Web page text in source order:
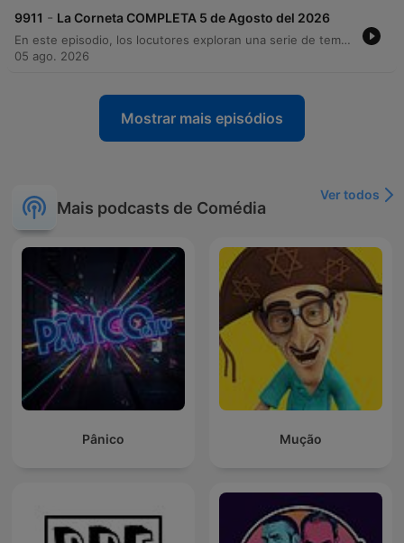
9911 - La Corneta COMPLETA 5 de Agosto del 2026
En este episodio, los locutores exploran una serie de temas curiosos que van desde la administración de gatos en Palacio Nacional hasta las implicaciones biológicas del olfato y la tendencia de TikTok conocida como 'vabbing'. A través de un recorrido por datos geográficos, experimentos psicológicos sobre el complejo napoleónico y la ciencia detrás de los gases intestinales, se analizan comportamientos humanos y percepciones sociales. El programa también ofrece una sección de humor con un listado de frases ingeniosas para ganar discusiones, reflexionando sobre el manejo del enojo como una señal de alerta y la importancia de mantener la calma. El episodio concluye con reflexiones personales y analogías cómicas sobre las relaciones y la vida cotidiana.
05 ago. 2026
Mostrar mais episódios
Mais podcasts de Comédia
Ver todos
Pânico Mução